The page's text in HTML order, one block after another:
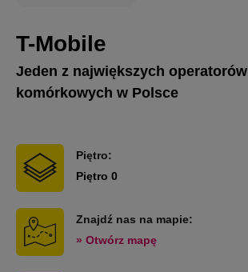
T-Mobile
Jeden z największych operatorów
komórkowych w Polsce
Piętro:
Piętro 0
Znajdź nas na mapie:
» Otwórz mapę